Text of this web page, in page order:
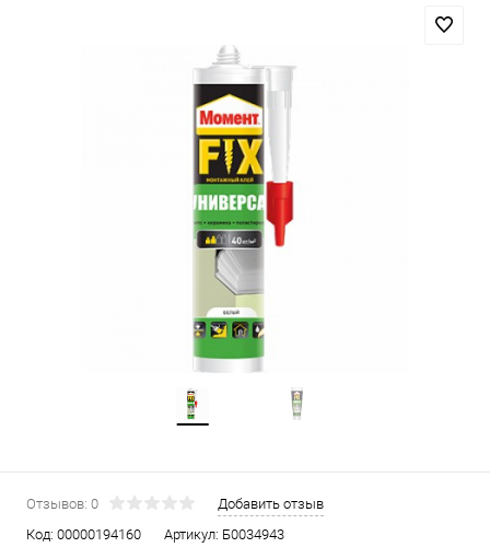
Отзывов: 0
Добавить отзыв
Код: 00000194160 Артикул: Б0034943